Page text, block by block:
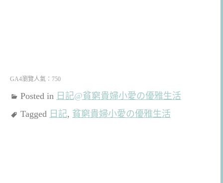
GA4瀏覽人氣：750
Posted in 日記@貧窮貴婦小愛の優雅生活
Tagged 日記, 貧窮貴婦小愛の優雅生活